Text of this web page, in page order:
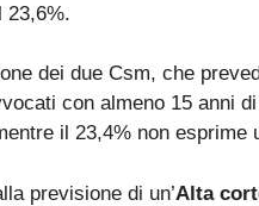
23,6%.
dei due Csm, che
con almeno 15 anni
il 23,4% non esprime
previsione di un’Alta